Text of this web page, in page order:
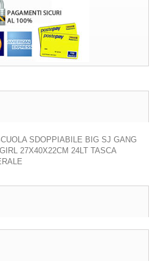
SDOPPIABILE BIG SJ GANG
27X40X22CM 24LT TASCA